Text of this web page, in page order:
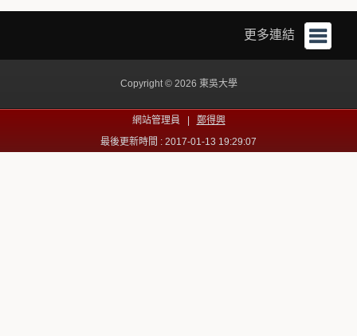
更多連結
Copyright © 2026 東吳大學
網站管理員 | 鄭得興
最後更新時間 : 2017-01-13 19:29:07